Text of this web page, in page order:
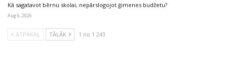
Kā sagatavot bērnu skolai, nepārslogojot ģimenes budžetu?
Aug 6, 2026
ATPAKAĻ TĀLĀK 1 no 1 243